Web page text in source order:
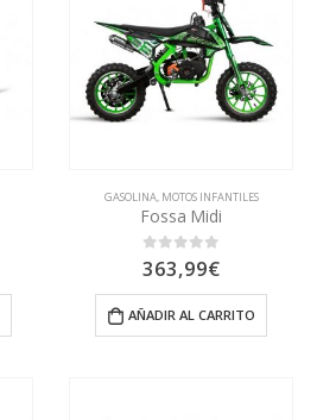
GASOLINA, MOTOS INFANTILES
Fossa Midi
0out of 5
363,99€
AÑADIR AL CARRITO